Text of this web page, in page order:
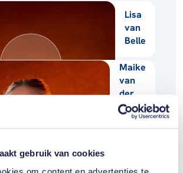
gebruik van cookies
Lisa
van
Belle
Maike
van
der
Duin